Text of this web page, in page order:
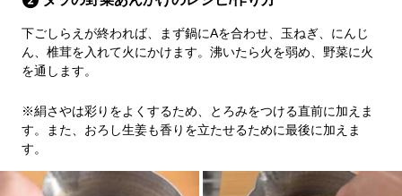
下ごしらえが終われば、まず鍋にAを合わせ、玉ねぎ、にんじ
ん、椎茸を入れて火にかけます。沸いたら火を弱め、野菜に火
を通します。
※絹さやは彩りをよくするため、とろみをつける直前に加えま
す。また、おろし生姜も香りを立たせるために最後に加えま
す。